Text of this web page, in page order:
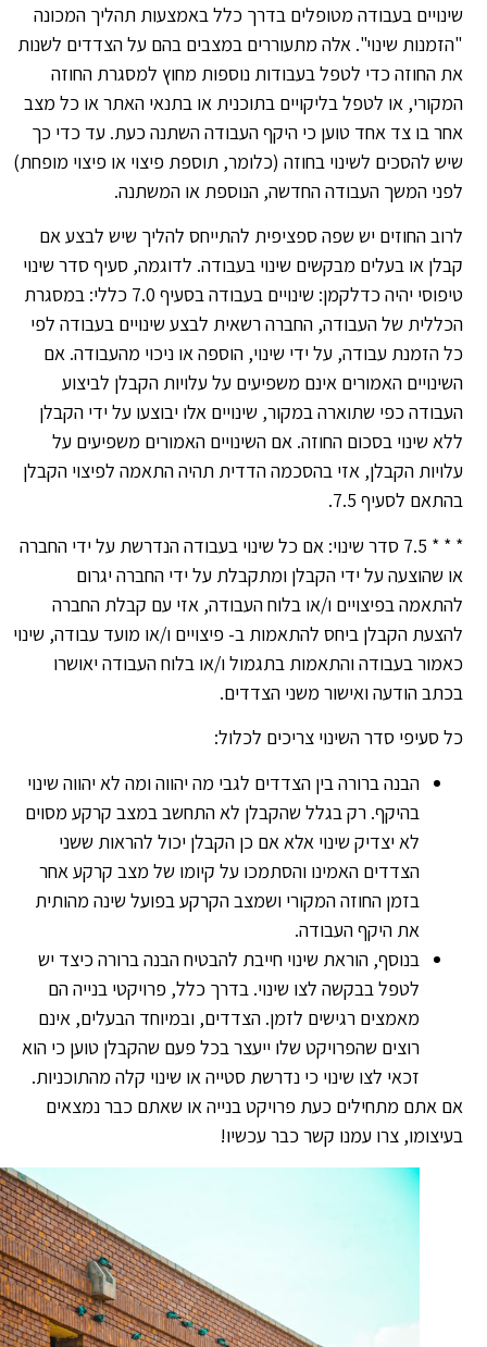
בעבודה מטופלים בדרך כלל באמצעות תהליך המכונה
שינוי". אלה מתעוררים במצבים בהם על הצדדים לשנות
החוזה כדי לטפל בעבודות נוספות מחוץ למסגרת החוזה
או לטפל בליקויים בתוכנית או בתנאי האתר או כל מצב
בו צד אחד טוען כי היקף העבודה השתנה כעת. עד כדי כך
להסכים לשינוי בחוזה (כלומר, תוספת פיצוי או פיצוי מופחת)
המשך העבודה החדשה, הנוספת או המשתנה.
החוזים יש שפה ספציפית להתייחס להליך שיש לבצע אם
או בעלים מבקשים שינוי בעבודה. לדוגמה, סעיף סדר שינוי
טיפוסי יהיה כדלקמן: שינויים בעבודה בסעיף 7.0 כללי: במסגרת
של העבודה, החברה רשאית לבצע שינויים בעבודה לפי
הזמנת עבודה, על ידי שינוי, הוספה או ניכוי מהעבודה. אם
האמורים אינם משפיעים על עלויות הקבלן לביצוע
כפי שתוארה במקור, שינויים אלו יבוצעו על ידי הקבלן
שינוי בסכום החוזה. אם השינויים האמורים משפיעים על
הקבלן, אזי בהסכמה הדדית תהיה התאמה לפיצוי הקבלן
לסעיף 7.5.
* * * 7.5 סדר שינוי: אם כל שינוי בעבודה הנדרשת על ידי החברה
שהוצעה על ידי הקבלן ומתקבלת על ידי החברה יגרום
בפיצויים ו/או בלוח העבודה, אזי עם קבלת החברה
הקבלן ביחס להתאמות ב- פיצויים ו/או מועד עבודה, שינוי
בעבודה והתאמות בתגמול ו/או בלוח העבודה יאושרו
הודעה ואישור משני הצדדים.
סעיפי סדר השינוי צריכים לכלול:
הבנה ברורה בין הצדדים לגבי מה יהווה ומה לא יהווה שינוי
בהיקף. רק בגלל שהקבלן לא התחשב במצב קרקע מסוים
לא יצדיק שינוי אלא אם כן הקבלן יכול להראות ששני
הצדדים האמינו והסתמכו על קיומו של מצב קרקע אחר
בזמן החוזה המקורי ושמצב הקרקע בפועל שינה מהותית
את היקף העבודה.
בנוסף, הוראת שינוי חייבת להבטיח הבנה ברורה כיצד יש
לטפל בבקשה לצו שינוי. בדרך כלל, פרויקטי בנייה הם
מאמצים רגישים לזמן. הצדדים, ובמיוחד הבעלים, אינם
רוצים שהפרויקט שלו ייעצר בכל פעם שהקבלן טוען כי הוא
זכאי לצו שינוי כי נדרשת סטייה או שינוי קלה מהתוכניות.
אתם מתחילים כעת פרויקט בנייה או שאתם כבר נמצאים
צרו עמנו קשר כבר עכשיו!